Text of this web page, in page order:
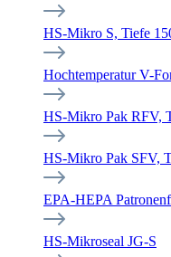
HS-Mikro S, Tiefe
Hochtemperatur V-
HS-Mikro Pak RFV,
HS-Mikro Pak SFV,
EPA-HEPA
HS-Mikroseal JG-S